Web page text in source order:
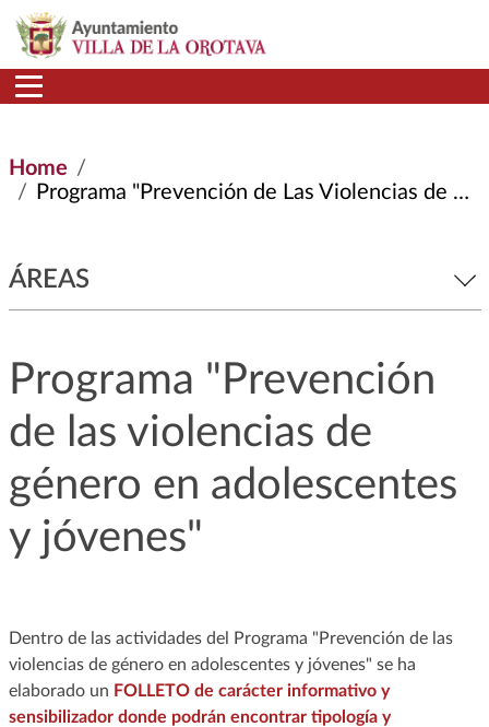
Skip to main content
Home
Programa "Prevención de Las Violencias de Género En Adolescentes y Jóvenes"
ÁREAS
Programa "Prevención
de las violencias de
género en adolescentes
y jóvenes"
Dentro de las actividades del Programa "Prevención de las
violencias de género en adolescentes y jóvenes" se ha
elaborado un FOLLETO de carácter informativo y
sensibilizador donde podrán encontrar tipología y